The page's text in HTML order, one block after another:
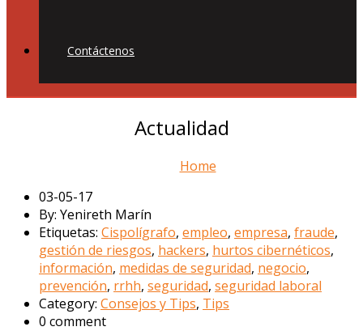
Contáctenos
Actualidad
Home
03-05-17
By: Yenireth Marín
Etiquetas: Cispolígrafo, empleo, empresa, fraude,
gestión de riesgos, hackers, hurtos cibernéticos,
información, medidas de seguridad, negocio,
prevención, rrhh, seguridad, seguridad laboral
Category: Consejos y Tips, Tips
0 comment